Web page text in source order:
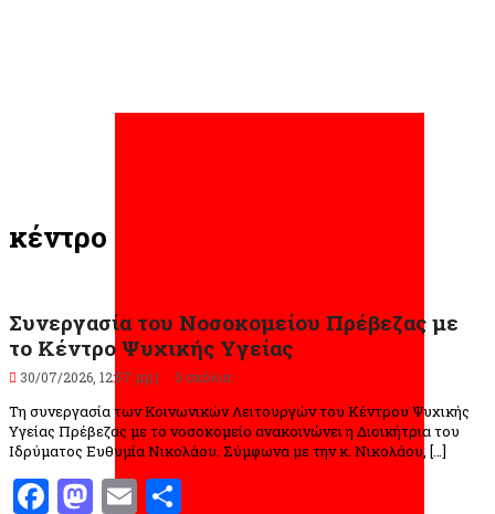
κέντρο
Συνεργασία του Νοσοκομείου Πρέβεζας με
το Κέντρο Ψυχικής Υγείας
30/07/2026, 12:57 μμ | 0 σχόλια
Τη συνεργασία των Κοινωνικών Λειτουργών του Κέντρου Ψυχικής
Υγείας Πρέβεζας με το νοσοκομείο ανακοινώνει η Διοικήτρια του
Ιδρύματος Ευθυμία Νικολάου. Σύμφωνα με την κ. Νικολάου, […]
Facebook
Mastodon
Email